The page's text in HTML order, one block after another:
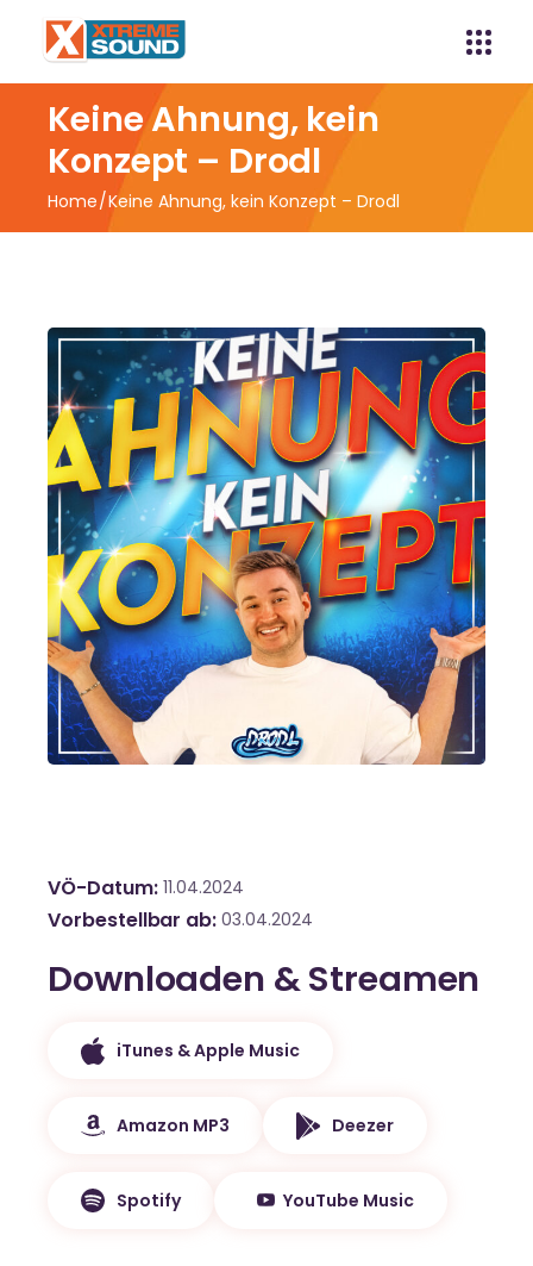
Keine Ahnung, kein
Konzept – Drodl
Home Keine Ahnung, kein Konzept – Drodl
VÖ-Datum 11.04.2024
Vorbestellbar ab 03.04.2024
Downloaden & Streamen
iTunes & Apple Music
Amazon MP3 Deezer
Spotify YouTube Music